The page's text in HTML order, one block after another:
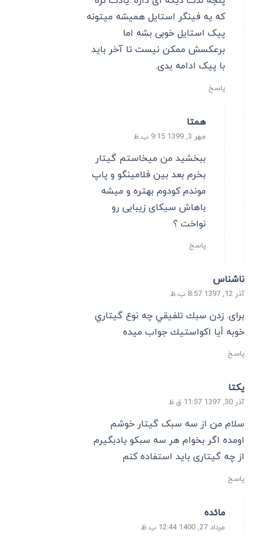
که یه فینگر استایل همیشه میتونه
پیک استایل خوبی بشه اما
برعکسش ممکن نیست تا آخر باید
با پیک ادامه بدی.
پاسخ
همتا
مهر 3, 1399 9:15 ب.ظ
ببخشید من میخاستم گیتار
بخرم بعد بین فلامینگو و پاپ
موندم کودوم بهتره و میشه
باهاش سیکای زیبایی رو
نواخت ؟
پاسخ
ناشناس
آذر 12, 1397 8:57 ب.ظ
براى. زدن سبك تلفيقي چه نوع گيتاري
خوبه أيا اكواستيك جواب ميده
پاسخ
یکتا
آذر 30, 1397 11:57 ق.ظ
سلام من از سه سبک گیتار خوشم
اومده اگر بخوام هر سه سبکو یادبگیرم
از چه گیتاری باید استفاده کنم
پاسخ
مائده
مرداد 27, 1400 12:44 ب.ظ